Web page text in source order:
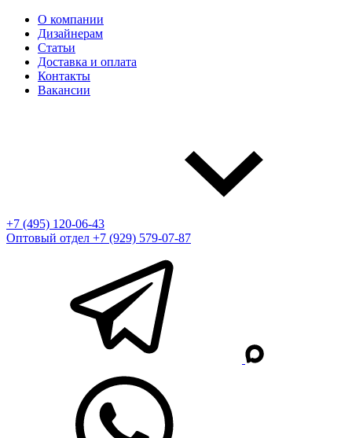
О компании
Дизайнерам
Статьи
Доставка и оплата
Контакты
Вакансии
+7 (495) 120-06-43
Оптовый отдел +7 (929) 579-07-87